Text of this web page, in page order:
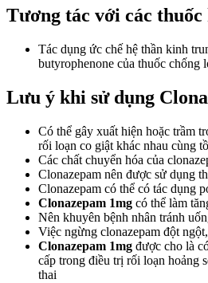
Tương tác với các thuốc
Tác dụng ức chế hệ thần kinh
butyrophenone của thuốc chống
Lưu ý khi sử dụng
Có thể gây xuất hiện hoặc trầm
rối loạn co giật khác nhau cùng
Các chất chuyển hóa của
Clonazepam nên được sử dụng
Clonazepam có thể có tác dụng
Clonazepam 1mg có thể làm
Nên khuyên bệnh nhân tránh
Việc ngừng clonazepam đột
Clonazepam 1mg được cho là
cấp trong điều trị rối loạn hoảng
thai